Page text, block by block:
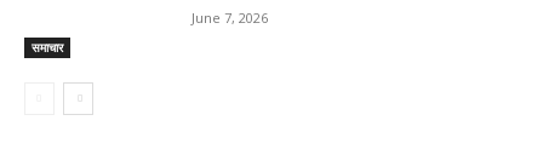
समाचार
June 7, 2026